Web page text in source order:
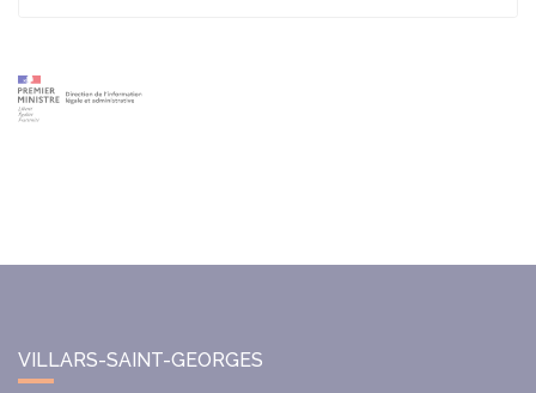
VILLARS-SAINT-GEORGES